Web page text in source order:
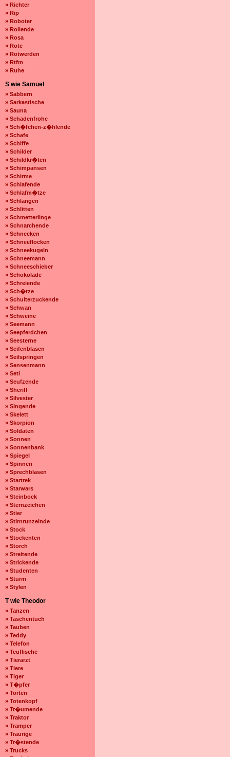
» Richter
» Rip
» Roboter
» Rollende
» Rosa
» Rote
» Rotwerden
» Rtfm
» Ruhe
S wie Samuel
» Sabbern
» Sarkastische
» Sauna
» Schadenfrohe
» Sch�fchen-z�hlende
» Schafe
» Schiffe
» Schilder
» Schildkr�ten
» Schimpansen
» Schirme
» Schlafende
» Schlafm�tze
» Schlangen
» Schlitten
» Schmetterlinge
» Schnarchende
» Schnecken
» Schneeflocken
» Schneekugeln
» Schneemann
» Schneeschieber
» Schokolade
» Schreiende
» Sch�tze
» Schulterzuckende
» Schwan
» Schweine
» Seemann
» Seepferdchen
» Seesterne
» Seifenblasen
» Seilspringen
» Sensenmann
» Seti
» Seufzende
» Sheriff
» Silvester
» Singende
» Skelett
» Skorpion
» Soldaten
» Sonnen
» Sonnenbank
» Spiegel
» Spinnen
» Sprechblasen
» Startrek
» Starwars
» Steinbock
» Sternzeichen
» Stier
» Stirnrunzelnde
» Stock
» Stockenten
» Storch
» Streitende
» Strickende
» Studenten
» Sturm
» Stylen
T wie Theodor
» Tanzen
» Taschentuch
» Tauben
» Teddy
» Telefon
» Teuflische
» Tierarzt
» Tiere
» Tiger
» T�pfer
» Torten
» Totenkopf
» Tr�umende
» Traktor
» Tramper
» Traurige
» Tr�stende
» Trucks